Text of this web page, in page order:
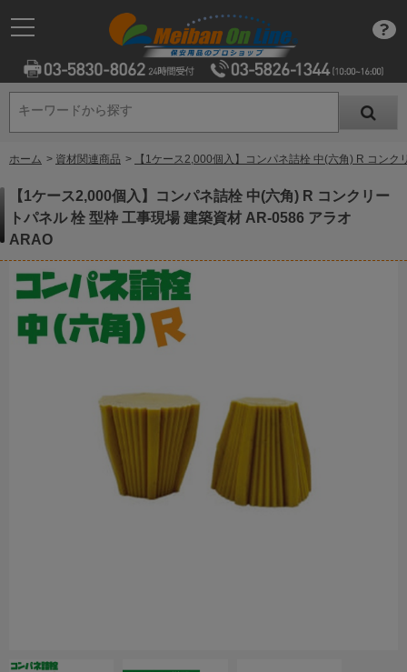
キーワードから探す
キーワードから探す
ホーム > 資材関連商品 > 【1ケース2,000個入】コンパネ詰栓 中(六角) R コン
【1ケース2,000個入】コンパネ詰栓 中(六角) R コンクリー
トパネル 栓 型枠 工事現場 建築資材 AR-0586 アラオ
ARAO